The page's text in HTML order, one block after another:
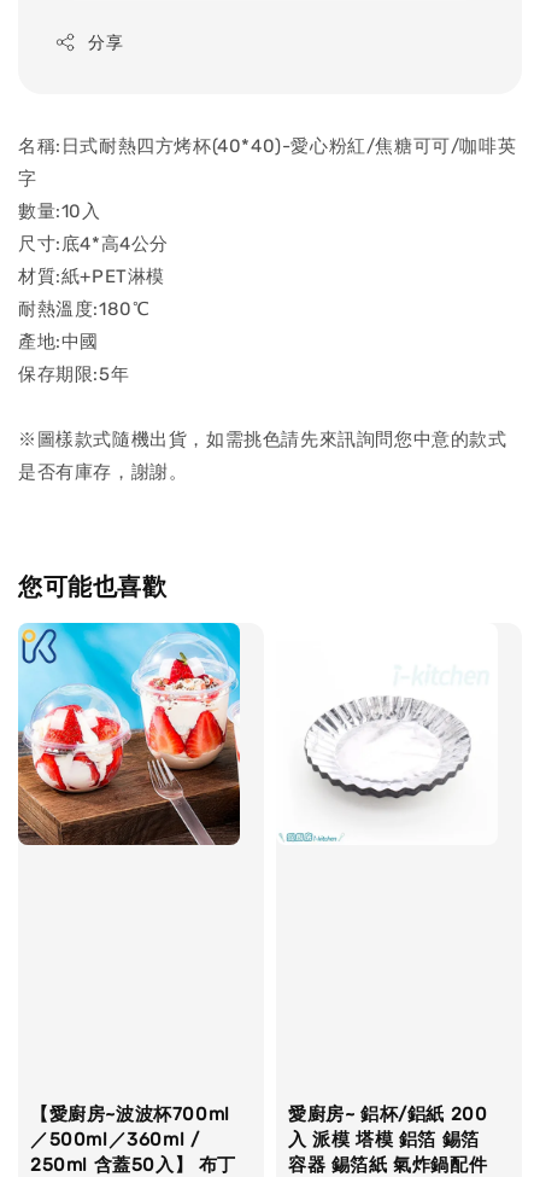
分享
名稱:日式耐熱四方烤杯(40*40)-愛心粉紅/焦糖可可/咖啡英
字
數量:10入
尺寸:底4*高4公分
材質:紙+PET淋模
耐熱溫度:180℃
產地:中國
保存期限:5年
※圖樣款式隨機出貨，如需挑色請先來訊詢問您中意的款式
是否有庫存，謝謝。
您可能也喜歡
【愛廚房~波波杯700ml
／500ml／360ml /
250ml 含蓋50入】 布丁
愛廚房~ 鋁杯/鋁紙 200
入 派模 塔模 鋁箔 錫箔
容器 錫箔紙 氣炸鍋配件